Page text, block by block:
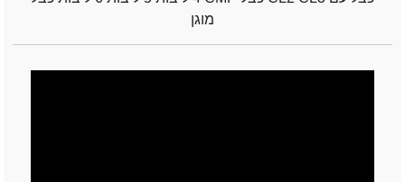
מוגן